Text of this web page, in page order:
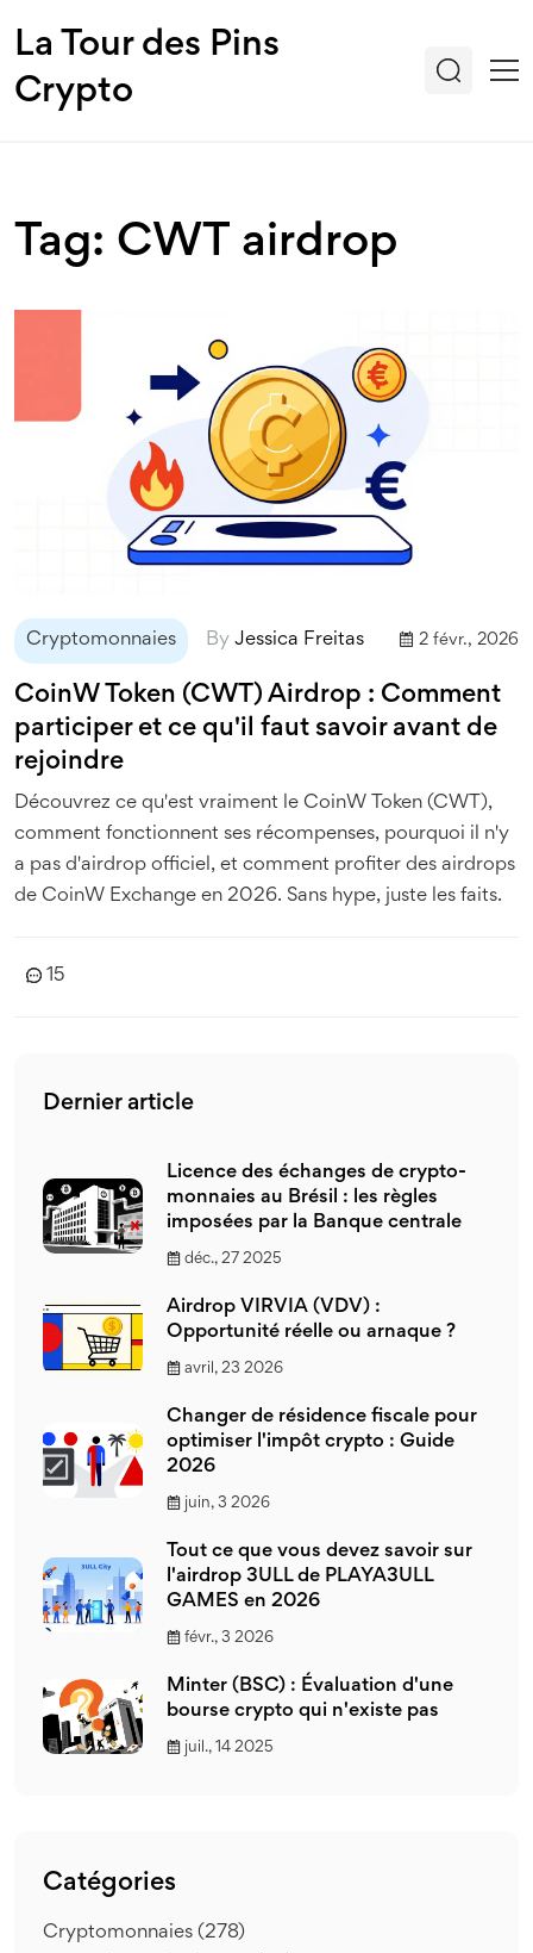
La Tour des Pins
Crypto
Tag: CWT airdrop
Cryptomonnaies By Jessica Freitas 2 févr., 2026
CoinW Token (CWT) Airdrop : Comment
participer et ce qu'il faut savoir avant de
rejoindre
Découvrez ce qu'est vraiment le CoinW Token (CWT),
comment fonctionnent ses récompenses, pourquoi il n'y
a pas d'airdrop officiel, et comment profiter des airdrops
de CoinW Exchange en 2026. Sans hype, juste les faits.
15
Dernier article
Licence des échanges de crypto-
monnaies au Brésil : les règles
imposées par la Banque centrale
déc., 27 2025
Airdrop VIRVIA (VDV) :
Opportunité réelle ou arnaque ?
avril, 23 2026
Changer de résidence fiscale pour
optimiser l'impôt crypto : Guide
2026
juin, 3 2026
Tout ce que vous devez savoir sur
l'airdrop 3ULL de PLAYA3ULL
GAMES en 2026
févr., 3 2026
Minter (BSC) : Évaluation d'une
bourse crypto qui n'existe pas
juil., 14 2025
Catégories
Cryptomonnaies (278)